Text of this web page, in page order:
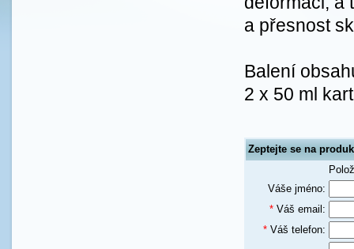
a přesnost
Balení
2 x 50 ml
Zeptejte se na
Váše jméno:
* Váš email:
* Váš telefon: